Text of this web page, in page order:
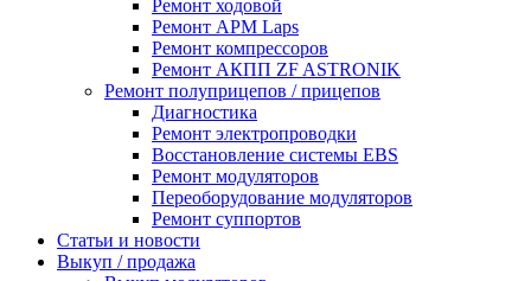
Ремонт ходовой
Ремонт APM Laps
Ремонт компрессоров
Ремонт АКПП ZF ASTRONIK
Ремонт полуприцепов / прицепов
Диагностика
Ремонт электропроводки
Восстановление системы EBS
Ремонт модуляторов
Переоборудование модуляторов
Ремонт суппортов
Статьи и новости
Выкуп / продажа